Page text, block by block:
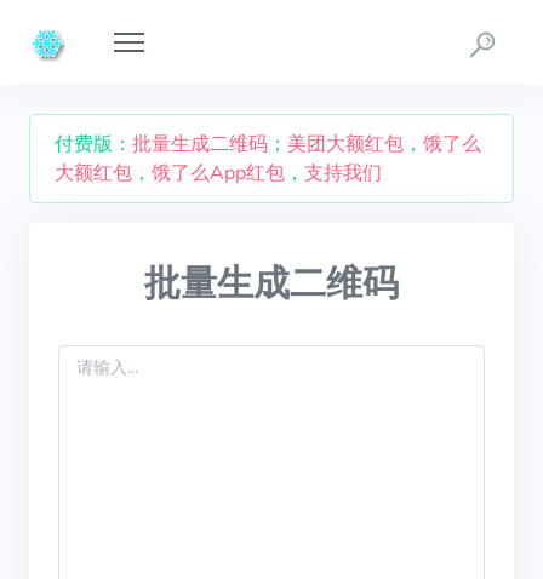
付费版： 批量生成二维码 ； 美团大额红包 ， 饿了么
大额红包 ， 饿了么App红包 ， 支持我们
批量生成二维码